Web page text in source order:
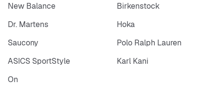
New Balance
Birkenstock
Dr. Martens
Hoka
Saucony
Polo Ralph Lauren
ASICS SportStyle
Karl Kani
On